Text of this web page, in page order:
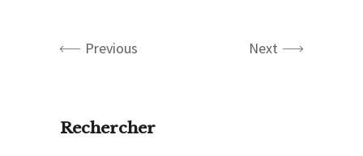
Previous Next
Rechercher